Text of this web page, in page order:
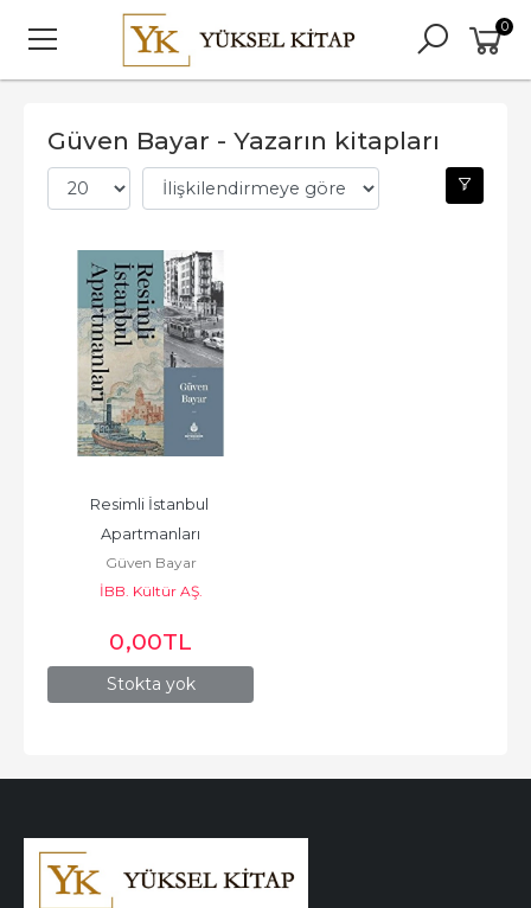
0
Güven Bayar - Yazarın kitapları
Stokta yok
Resimli İstanbul
Apartmanları
Güven Bayar
İBB. Kültür AŞ.
0,00TL